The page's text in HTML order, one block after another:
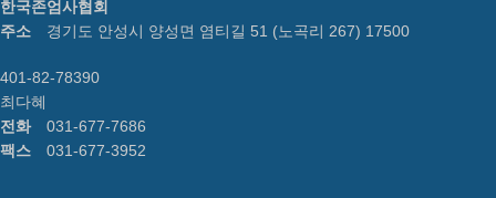
한국존엄사협회
주소
경기도 안성시 양성면 염티길 51 (노곡리 267) 17500
401-82-78390
최다혜
전화
031-677-7686
팩스
031-677-3952